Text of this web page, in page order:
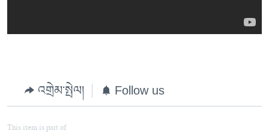
འགྲེམ་སྤེལ། Follow us
This item is part of